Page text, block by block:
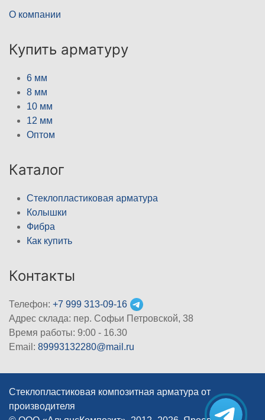
О компании
Купить арматуру
6 мм
8 мм
10 мм
12 мм
Оптом
Каталог
Стеклопластиковая арматура
Колышки
Фибра
Как купить
Контакты
Телефон: +7 999 313-09-16
Адрес склада: пер. Софьи Петровской, 38
Время работы: 9:00 - 16.30
Email: 89993132280@mail.ru
Стеклопластиковая композитная арматура от
производителя